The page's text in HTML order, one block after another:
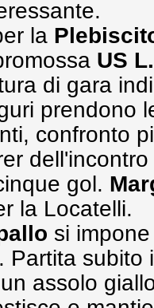
la
US
di gara
prendono
confronto
gol.
la Locatelli.
si
. Partita subito
assolo